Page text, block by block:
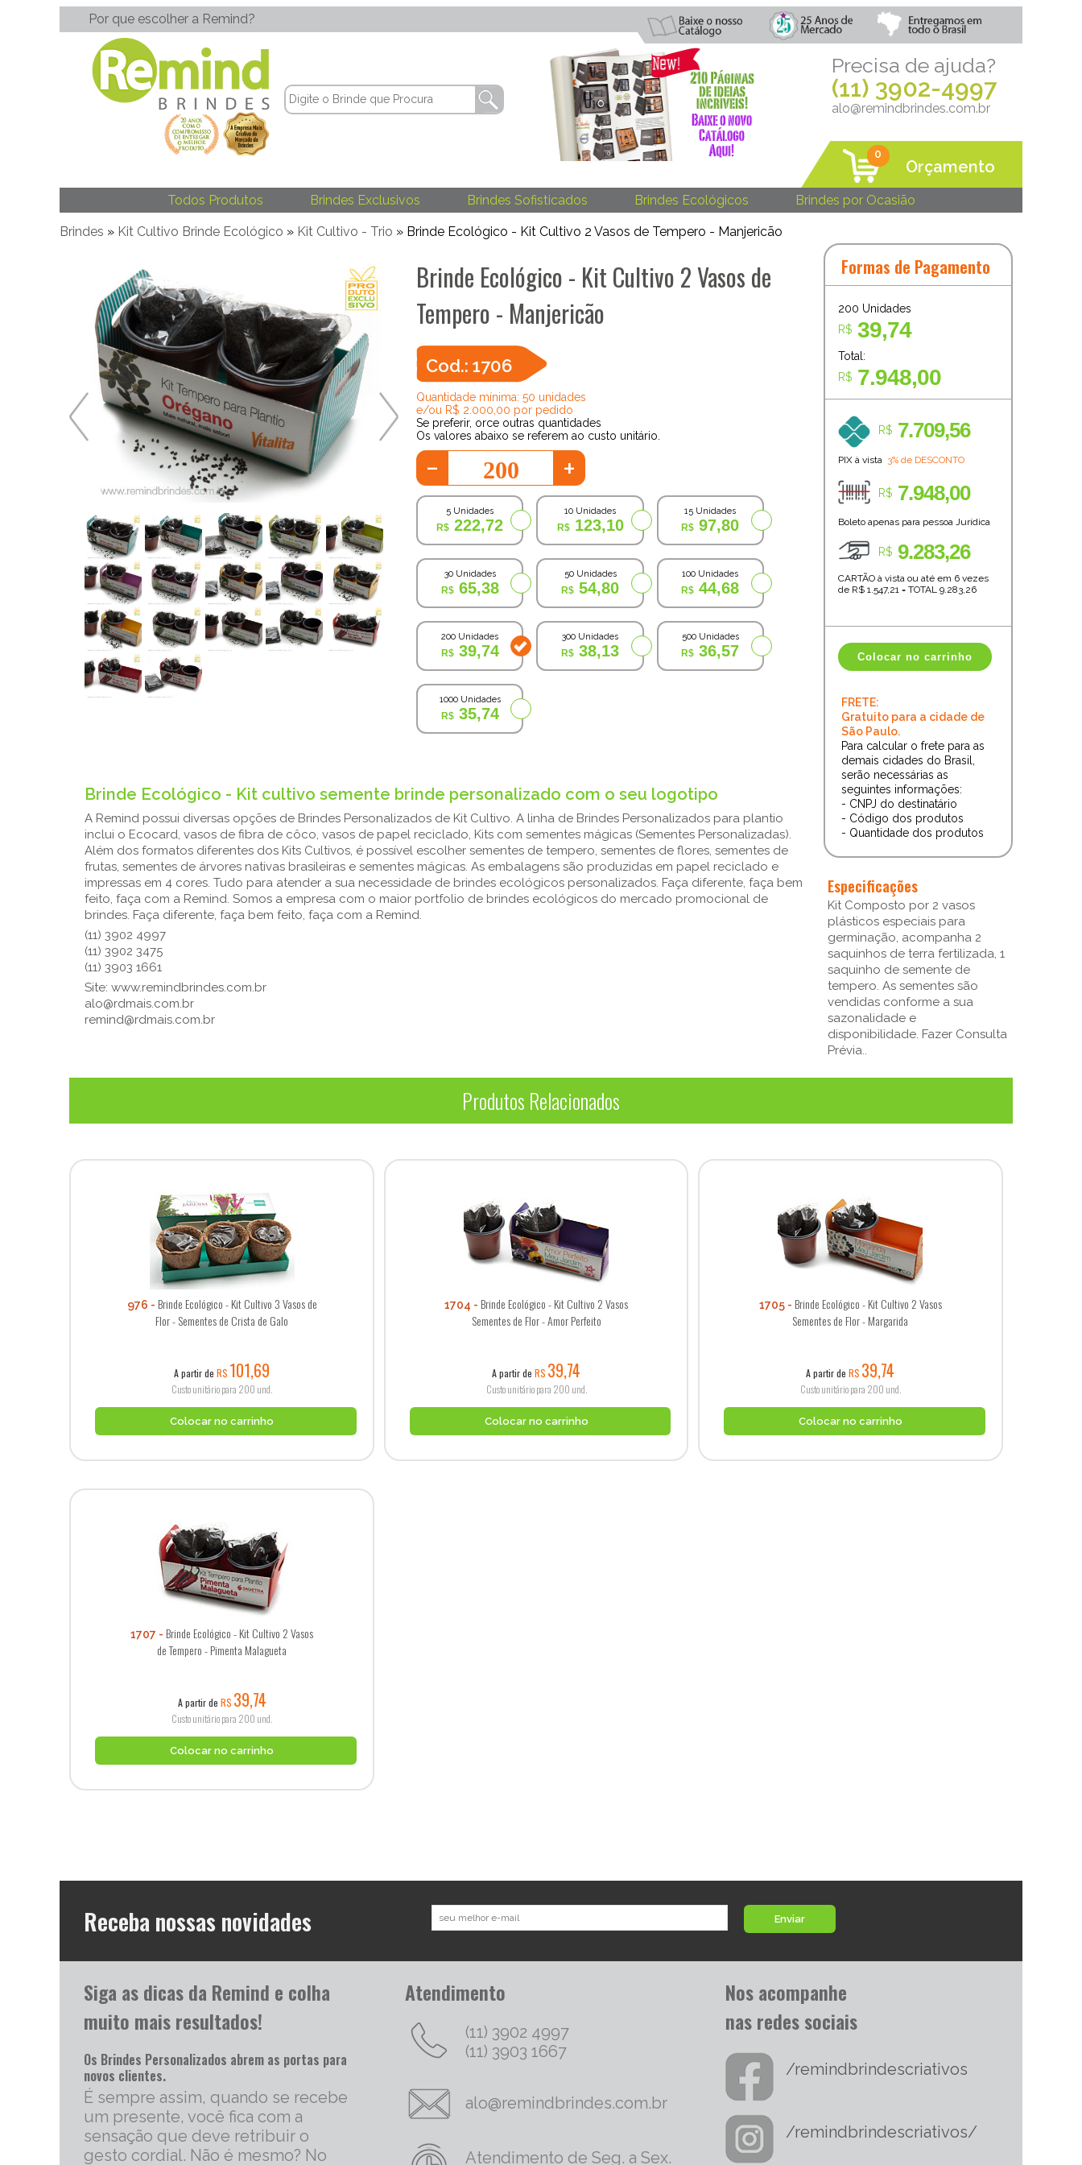
Por que escolher a Remind?
Precisa de ajuda?
(11) 3902-4997
alo@remindbrindes.com.br
0
Orçamento
Todos Produtos Brindes Exclusivos Brindes Sofisticados Brindes Ecológicos Brindes por Ocasião
Brindes » Kit Cultivo Brinde Ecológico » Kit Cultivo - Trio » Brinde Ecológico - Kit Cultivo 2 Vasos de Tempero - Manjericão
Brinde Ecológico - Kit Cultivo 2 Vasos de
Tempero - Manjericão
Cod.: 1706
Quantidade mínima: 50 unidades
e/ou R$ 2.000,00 por pedido
Se preferir, orce outras quantidades
Os valores abaixo se referem ao custo unitário.
- +
5 Unidades
222,72
10 Unidades
123,10
15 Unidades
97,80
30 Unidades
65,38
50 Unidades
54,80
100 Unidades
44,68
200 Unidades
39,74
300 Unidades
38,13
500 Unidades
36,57
1000 Unidades
35,74
Brinde Ecológico - Kit cultivo semente brinde personalizado com o seu logotipo
A Remind possui diversas opções de Brindes Personalizados de Kit Cultivo. A linha de Brindes Personalizados para plantio
inclui o Ecocard, vasos de fibra de côco, vasos de papel reciclado, Kits com sementes mágicas (Sementes Personalizadas).
Além dos formatos diferentes dos Kits Cultivos, é possível escolher sementes de tempero, sementes de flores, sementes de
frutas, sementes de árvores nativas brasileiras e sementes mágicas. As embalagens são produzidas em papel reciclado e
impressas em 4 cores. Tudo para atender a sua necessidade de brindes ecológicos personalizados. Faça diferente, faça bem
feito, faça com a Remind. Somos a empresa com o maior portfolio de brindes ecológicos do mercado promocional de
brindes. Faça diferente, faça bem feito, faça com a Remind.
(11) 3902 4997
(11) 3902 3475
(11) 3903 1661
Site: www.remindbrindes.com.br
alo@rdmais.com.br
remind@rdmais.com.br
Formas de Pagamento
200 Unidades
R$ 39,74
Total:
R$ 7.948,00
R$ 7.709,56
PIX à vista 3% de DESCONTO
R$ 7.948,00
Boleto apenas para pessoa Jurídica
R$ 9.283,26
CARTÃO à vista ou até em 6 vezes
de R$1.547,21 =TOTAL9.283,26
Colocar no carrinho
FRETE:
Gratuito para a cidade de
São Paulo.
Para calcular o frete para as
demais cidades do Brasil,
serão necessárias as
seguintes informações:
- CNPJ do destinatário
- Código dos produtos
- Quantidade dos produtos
Especificações
Kit Composto por 2 vasos
plásticos especiais para
germinação, acompanha 2
saquinhos de terra fertilizada, 1
saquinho de semente de
tempero. As sementes são
vendidas conforme a sua
sazonalidade e
disponibilidade. Fazer Consulta
Prévia..
Produtos Relacionados
976
Brinde Ecológico - Kit Cultivo 3 Vasos de
Flor - Sementes de Crista de Galo
A partir deR$ 101,69
Custo unitário para 200 und.
Colocar no carrinho
1704
Brinde Ecológico - Kit Cultivo 2 Vasos
Sementes de Flor - Amor Perfeito
A partir deR$ 39,74
Custo unitário para 200 und.
Colocar no carrinho
1705
Brinde Ecológico - Kit Cultivo 2 Vasos
Sementes de Flor - Margarida
A partir deR$ 39,74
Custo unitário para 200 und.
Colocar no carrinho
1707
Brinde Ecológico - Kit Cultivo 2 Vasos
de Tempero - Pimenta Malagueta
A partir de R$ 39,74
Custo unitário para 200 und.
Colocar no carrinho
Receba nossas novidades Enviar
Siga as dicas da Remind e colha
muito mais resultados!
Os Brindes Personalizados abrem as portas para
novos clientes.
É sempre assim, quando se recebe
um presente, você fica com a
sensação que deve retribuir o
gesto cordial. Não é mesmo? No
Atendimento
(11) 3902 4997
(11) 3903 1667
alo@remindbrindes.com.br
Atendimento de Seg. a Sex.
Nos acompanhe
nas redes sociais
/remindbrindescriativos
/remindbrindescriativos/